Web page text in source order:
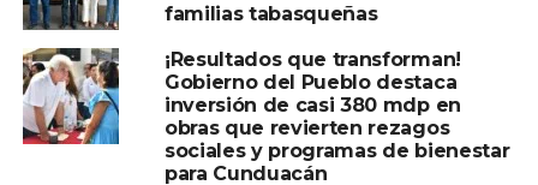
RESULTADO
A CONTINUACIÓN
Frente frío No. 37 provocará lluvias intensas
y evento de “Norte”
NO TE PIERDAS
Con riego y esperanza, el campo de Balancán
familias tabasqueñas
¡Resultados que transforman!
Gobierno del Pueblo destaca
inversión de casi 380 mdp en
obras que revierten rezagos
sociales y programas de bienestar
para Cunduacán